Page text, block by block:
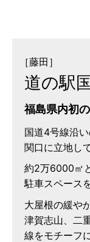
［藤田］
道の駅
福島県内初
国道4号線沿
関口に立地し
約2万6000㎡
駐車スペース
大屋根の緩や
津賀志山、二
線をモチーフ